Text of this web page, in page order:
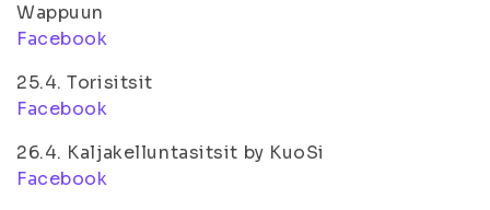
Wappuun
Facebook
25.4. Torisitsit
Facebook
26.4. Kaljakelluntasitsit by KuoSi
Facebook